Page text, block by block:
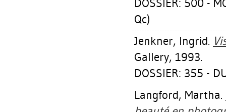
DOSSIER: 500 -
Qc)
Jenkner, Ingrid.
Gallery, 1993.
DOSSIER: 355 -
Langford, Martha.